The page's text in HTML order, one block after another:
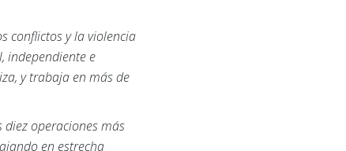
conflictos y la violencia
independiente e
y trabaja en más de
diez operaciones más
en estrecha